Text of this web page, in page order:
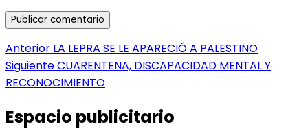
Navegación
de
Anterior Entrada
anterior:
LA LEPRA SE LE APARECIÓ A PALESTINO
SiguienteEntrada
siguiente:
CUARENTENA, DISCAPACIDAD MENTAL Y
RECONOCIMIENTO
Espacio publicitario